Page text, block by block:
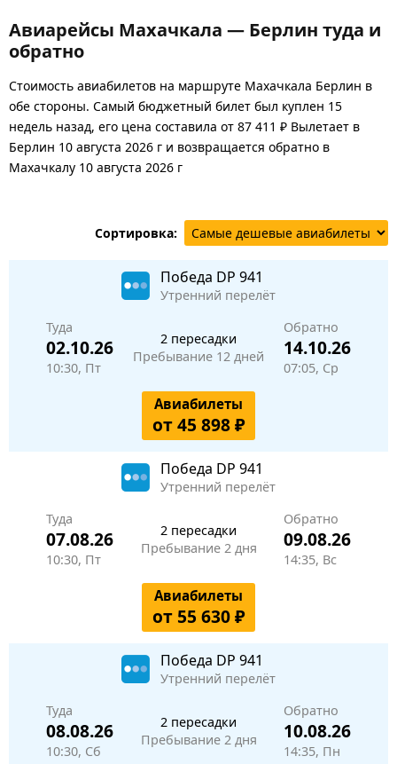
Авиарейсы Махачкала — Берлин туда и
обратно
Стоимость авиабилетов на маршруте Махачкала Берлин в
обе стороны. Самый бюджетный билет был куплен 15
недель назад, его цена составила от 87 411 ₽ Вылетает в
Берлин 10 августа 2026 г и возвращается обратно в
Махачкалу 10 августа 2026 г
Сортировка:
Победа DP 941
Утренний перелёт
Туда
02.10.26
10:30, Пт
2 пересадки
Пребывание 12 дней
Обратно
14.10.26
07:05, Ср
Авиабилеты
от 45 898 ₽
Победа DP 941
Утренний перелёт
Туда
07.08.26
10:30, Пт
2 пересадки
Пребывание 2 дня
Обратно
09.08.26
14:35, Вс
Авиабилеты
от 55 630 ₽
Победа DP 941
Утренний перелёт
Туда
08.08.26
10:30, Сб
2 пересадки
Пребывание 2 дня
Обратно
10.08.26
14:35, Пн